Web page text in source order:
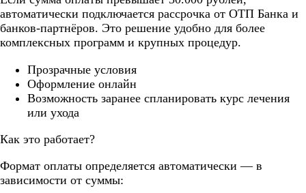
автоматически подключается рассрочка от ОТП Банка и
банков-партнёров. Это решение удобно для более
комплексных программ и крупных процедур.
Прозрачные условия
Оформление онлайн
Возможность заранее спланировать курс лечения
или ухода
Как это работает?
Формат оплаты определяется автоматически — в
зависимости от суммы: